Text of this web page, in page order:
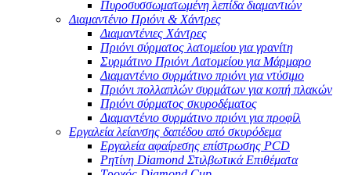
Πυροσυσσωματωμένη λεπίδα διαμαντιών
Διαμαντένιο Πριόνι & Χάντρες
Διαμαντένιες Χάντρες
Πριόνι σύρματος λατομείου για γρανίτη
Συρμάτινο Πριόνι Λατομείου για Μάρμαρο
Διαμαντένιο συρμάτινο πριόνι για ντύσιμο
Πριόνι πολλαπλών συρμάτων για κοπή πλακών
Πριόνι σύρματος σκυροδέματος
Διαμαντένιο συρμάτινο πριόνι για προφίλ
Εργαλεία λείανσης δαπέδου από σκυρόδεμα
Εργαλεία αφαίρεσης επίστρωσης PCD
Ρητίνη Diamond Στιλβωτικά Επιθέματα